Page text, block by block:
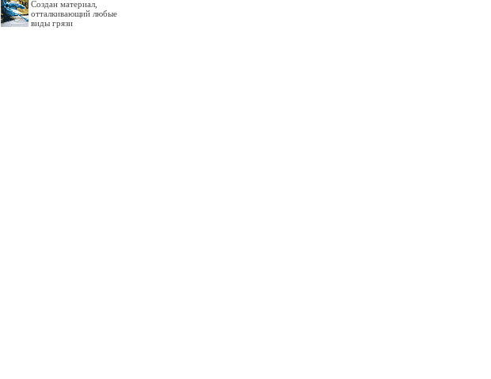
Создан материал,
отталкивающий любые
виды грязи